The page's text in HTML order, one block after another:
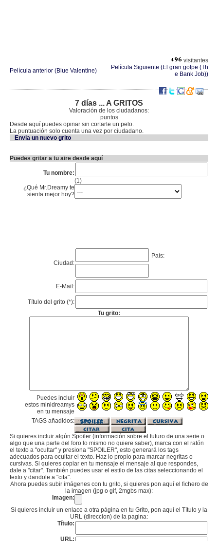
visitantes
Película anterior (Blue Valentine)
Película Siguiente (El gran golpe (Th
e Bank Job))
7 días ... A GRITOS
Valoración de los ciudadanos:
puntos
Desde aquí puedes opinar sin cortarte un pelo.
La puntuación solo cuenta una vez por ciudadano.
Envia un nuevo grito
Puedes gritar a tu aire desde aquí
Tu nombre:
(1)
¿Qué Mr.Dreamy te
sienta mejor hoy?
Ciudad:
País:
E-Mail:
Título del grito (*):
Tu grito:
Puedes incluir
estos minidreamys
en tu mensaje
TAGS añadidos:
Si quieres incluir algún Spoiler (información sobre el futuro de una serie o
algo que una parte del foro lo mismo no quiere saber), marca con el ratón
el texto a "ocultar" y presiona "SPOILER", esto generará los tags
adecuados para ocultar el texto. Haz lo propio para marcar negritas o
cursivas. Si quieres copiar en tu mensaje el mensaje al que respondes,
dale a "citar". También puedes usar el estilo de las citas seleccionando el
texto y dandole a "cita".
Ahora puedes subir imágenes con tu grito, si quieres pon aquí el fichero de
la imagen (jpg o gif, 2mgbs max):
Imagen:
Si quieres incluir un enlace a otra página en tu Grito, pon aquí el Título y la
URL (direccion) de la pagina:
Título:
URL: